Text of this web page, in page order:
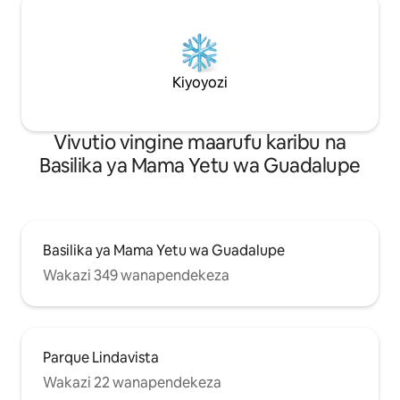
Kiyoyozi
Vivutio vingine maarufu karibu na
Basilika ya Mama Yetu wa Guadalupe
Basilika ya Mama Yetu wa Guadalupe
Wakazi 349 wanapendekeza
Parque Lindavista
Wakazi 22 wanapendekeza